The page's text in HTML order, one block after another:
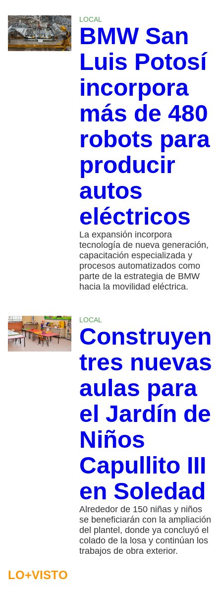
LOCAL
BMW San
Luis Potosí
incorpora
más de 480
robots para
producir
autos
eléctricos
La expansión incorpora
tecnología de nueva generación,
capacitación especializada y
procesos automatizados como
parte de la estrategia de BMW
hacia la movilidad eléctrica.
LOCAL
Construyen
tres nuevas
aulas para
el Jardín de
Niños
Capullito III
en Soledad
Alrededor de 150 niñas y niños
se beneficiarán con la ampliación
del plantel, donde ya concluyó el
colado de la losa y continúan los
trabajos de obra exterior.
LO+VISTO